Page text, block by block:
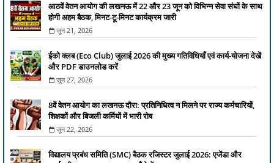
आठवें वेतन आयोग की लखनऊ में 22 और 23 जून को विभिन्न सेवा संघों के साथ
होगी अहम बैठक, मिनट-टू-मिनट कार्यक्रम जारी
जून 21, 2026
ईको क्लब (Eco Club) जुलाई 2026 की मुख्य गतिविधियाँ एवं कार्य-योजना देखें
और PDF डाउनलोड करें
जून 27, 2026
8वें वेतन आयोग का लखनऊ दौरा: प्रतिनिधित्व न मिलने पर राज्य कर्मचारियों,
शिक्षकों और बिजली कर्मियों में भारी रोष
जून 22, 2026
विद्यालय प्रबंध समिति (SMC) बैठक रजिस्टर जुलाई 2026: एजेंडा और